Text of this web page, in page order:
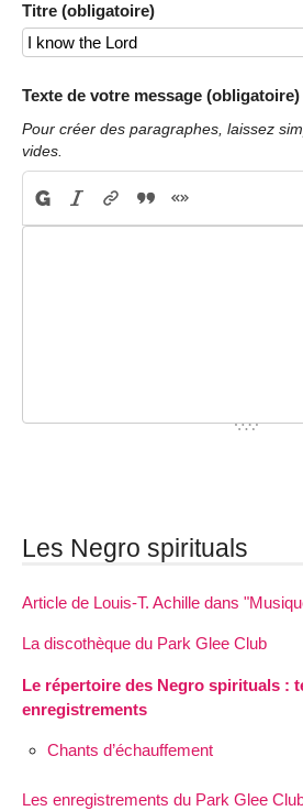
Titre (obligatoire)
Texte de votre message (obligatoire)
Pour créer des paragraphes, laissez
vides.
Les Negro spirituals
Article de Louis-T. Achille dans
La discothèque du Park Glee Club
Le répertoire des Negro spirituals :
enregistrements
Chants d’échauffement
Les enregistrements du Park Glee